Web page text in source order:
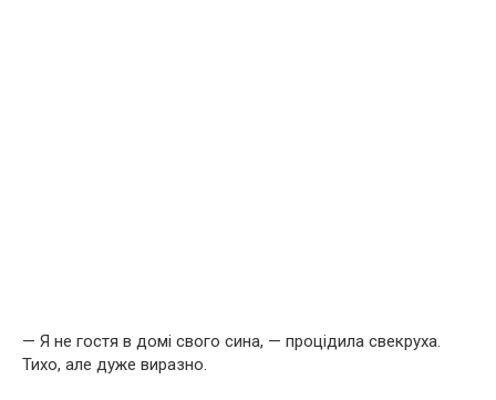
— Я не гостя в домі свого сина, — процідила свекруха.
Тихо, але дуже виразно.